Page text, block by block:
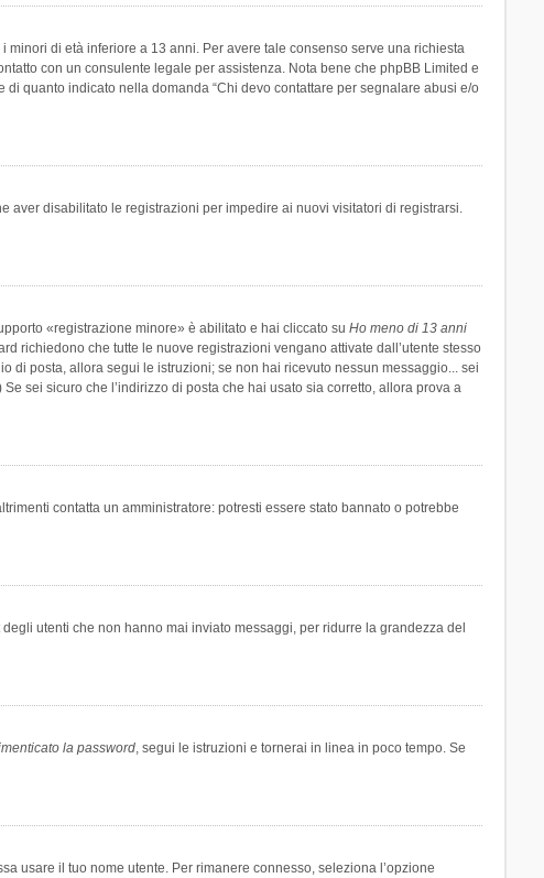
di età inferiore a 13 anni. Per avere tale consenso serve una richiesta
con un consulente legale per assistenza. Nota bene che phpBB Limited e
quanto indicato nella domanda “Chi devo contattare per segnalare abusi e/o
aver disabilitato le registrazioni per impedire ai nuovi visitatori di registrarsi.
«registrazione minore» è abilitato e hai cliccato su Ho meno di 13 anni
richiedono che tutte le nuove registrazioni vengano attivate dall’utente stesso
di posta, allora segui le istruzioni; se non hai ricevuto nessun messaggio... sei
sei sicuro che l’indirizzo di posta che hai usato sia corretto, allora prova a
contatta un amministratore: potresti essere stato bannato o potrebbe
utenti che non hanno mai inviato messaggi, per ridurre la grandezza del
la password, segui le istruzioni e tornerai in linea in poco tempo. Se
usare il tuo nome utente. Per rimanere connesso, seleziona l’opzione